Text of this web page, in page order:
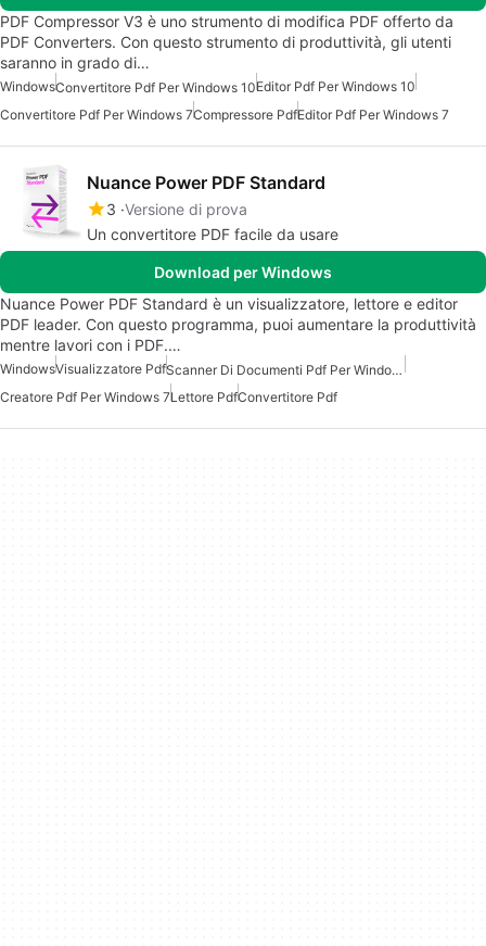
PDF Compressor V3 è uno strumento di modifica PDF offerto da
PDF Converters. Con questo strumento di produttività, gli utenti
saranno in grado di…
WindowsConvertitore Pdf Per Windows 10Editor Pdf Per Windows 10
Convertitore Pdf Per Windows 7Compressore PdfEditor Pdf Per Windows 7
Nuance Power PDF Standard
3 Versione di prova
Un convertitore PDF facile da usare
Download per Windows
Nuance Power PDF Standard è un visualizzatore, lettore e editor
PDF leader. Con questo programma, puoi aumentare la produttività
mentre lavori con i PDF.…
WindowsVisualizzatore Pdf
Scanner Di Documenti Pdf Per Windows
Creatore Pdf Per Windows 7Lettore PdfConvertitore Pdf